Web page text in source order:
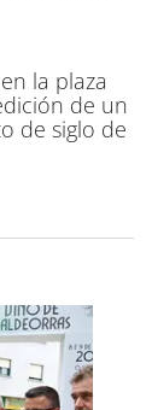
la plaza
de un
de siglo de